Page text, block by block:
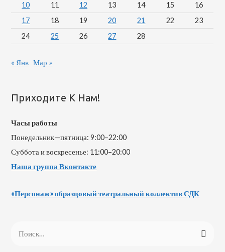
10
11 12 13 14 15
16
17
18 19 20 21 22
23
24
25 26 27 28
« Янв Мар »
Приходите К Нам!
Часы работы
Понедельник—пятница: 9:00–22:00
Суббота и воскресенье: 11:00–20:00
Наша группа Вконтакте
«Персонаж» образцовый театральный коллектив СДК